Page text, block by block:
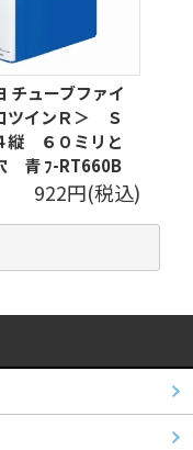
チューブファイ
ツインＲ＞ Ｓ
６０ミリと
青 ﾌ-RT660B
922円(税込)